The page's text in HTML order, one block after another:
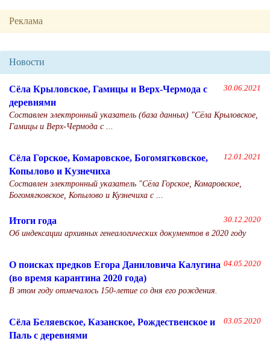
Реклама
Новости
30.06.2021
Сёла Крыловское, Гамицы и Верх-Чермода с
деревнями
Составлен электронный указатель (база данных) "Сёла Крыловское,
Гамицы и Верх-Чермода с ...
12.01.2021
Сёла Горское, Комаровское, Богомягковское,
Копылово и Кузнечиха
Составлен электронный указатель "Сёла Горское, Комаровское,
Богомягковское, Копылово и Кузнечиха с ...
30.12.2020
Итоги года
Об индексации архивных генеалогических документов в 2020 году
04.05.2020
О поисках предков Егора Даниловича Калугина
(во время карантина 2020 года)
В этом году отмечалось 150-летие со дня его рождения.
03.05.2020
Сёла Беляевское, Казанское, Рождественское и
Паль с деревнями